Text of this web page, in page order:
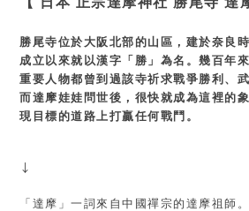
勝尾寺位於大阪北部的山區，建於奈良
成立以來就以漢字「勝」為名。幾百年
重要人物都曾到過該寺祈求戰爭勝利、武
而達摩娃娃問世後，很快就成為這裡的
現目標的道路上打贏任何戰鬥。
↓
「達摩」一詞來自中國禪宗的達摩祖師